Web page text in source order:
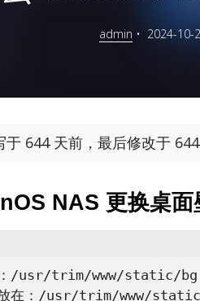
admin • 2024-10-
644 天前，最后修改于
NAS 更换桌面
：/usr/trim/www/static/bg
放在：/usr/trim/www/